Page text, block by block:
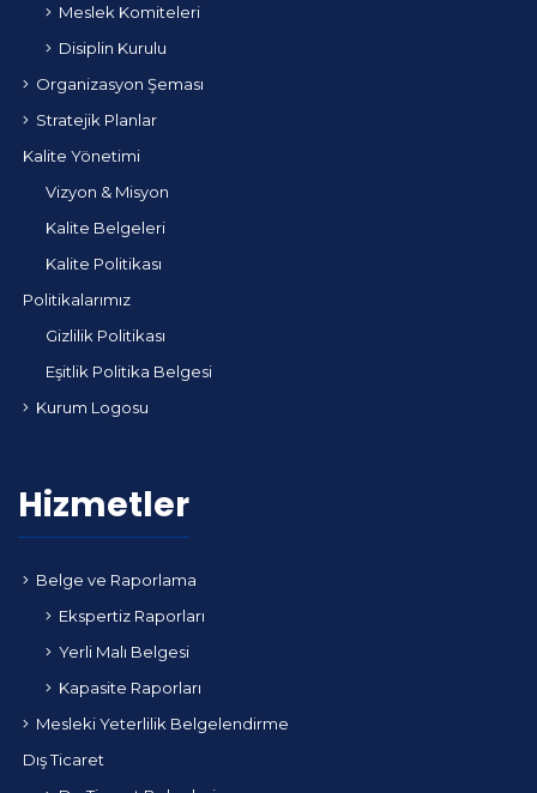
Meslek Komiteleri
Disiplin Kurulu
Organizasyon Şeması
Stratejik Planlar
Kalite Yönetimi
Vizyon & Misyon
Kalite Belgeleri
Kalite Politikası
Politikalarımız
Gizlilik Politikası
Eşitlik Politika Belgesi
Kurum Logosu
Hizmetler
Belge ve Raporlama
Ekspertiz Raporları
Yerli Malı Belgesi
Kapasite Raporları
Mesleki Yeterlilik Belgelendirme
Dış Ticaret